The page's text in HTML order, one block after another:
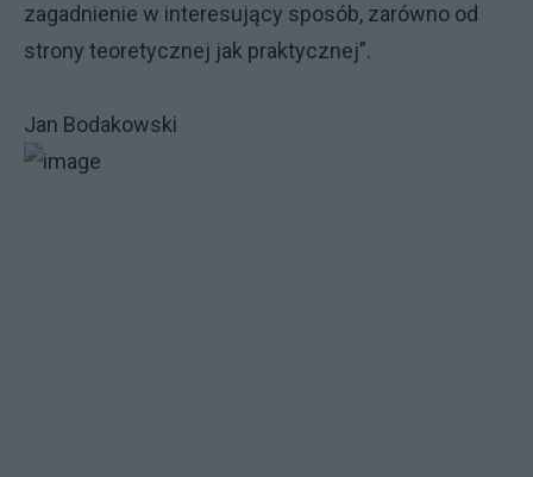
zagadnienie w interesujący sposób, zarówno od
strony teoretycznej jak praktycznej”.
Jan Bodakowski